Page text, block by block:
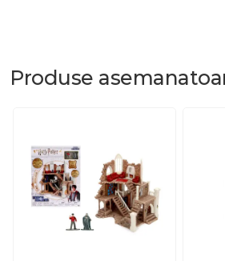
Produse